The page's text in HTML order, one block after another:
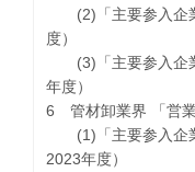
(2)「主要参入企
度）
(3)「主要参入企
年度）
6 管材卸業界 「営
(1)「主要参入企業
2023年度）